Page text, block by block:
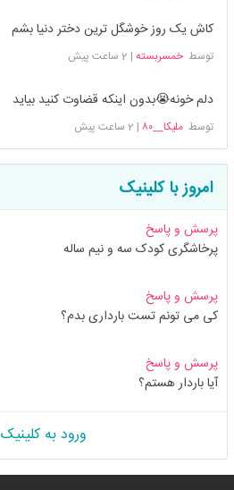
کاش یک روز خوشگل ترین دختر دنیا بشم
توسطخمسربسته | 2 ساعت پیش
دلم خونه😭بدون اینکه قضاوت کنید بیاید
توسطملیکا__۸۰ | 2 ساعت پیش
امروز با کلینیک
پرسش و پاسخ
پرخاشگری کودک سه و نیم ساله
پرسش و پاسخ
کی می تونم تست بارداری بدم؟
پرسش و پاسخ
آیا باردار هستم؟
ورود به کلینیک